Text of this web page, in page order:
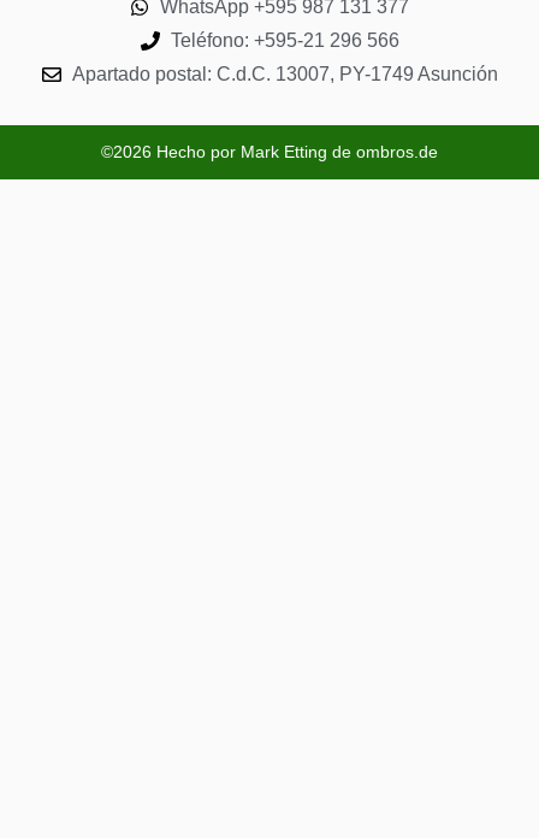
WhatsApp +595 987 131 377
Teléfono: +595-21 296 566
Apartado postal: C.d.C. 13007, PY-1749 Asunción
©2026 Hecho por Mark Etting de ombros.de